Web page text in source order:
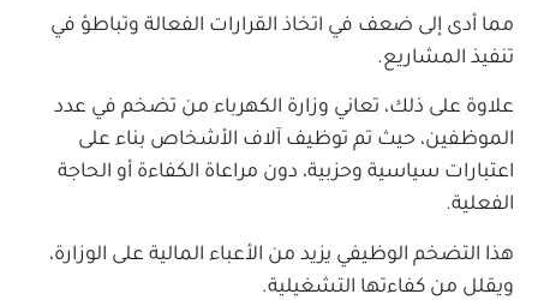
مما أدى إلى ضعف في اتخاذ القرارات الفعالة وتباطؤ في
تنفيذ المشاريع.
علاوة على ذلك، تعاني وزارة الكهرباء من تضخم في عدد
الموظفين، حيث تم توظيف آلاف الأشخاص بناء على
اعتبارات سياسية وحزبية، دون مراعاة الكفاءة أو الحاجة
الفعلية.
هذا التضخم الوظيفي يزيد من الأعباء المالية على الوزارة،
ويقلل من كفاءتها التشغيلية.